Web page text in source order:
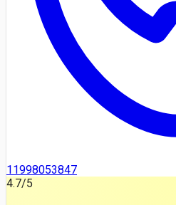
11998053847
4.7/5